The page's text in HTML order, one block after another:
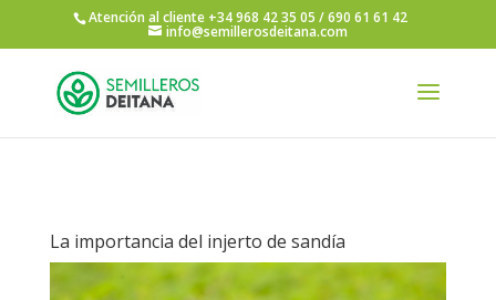
Atención al cliente +34 968 42 35 05 / 690 61 61 42
info@semillerosdeitana.com
La importancia del injerto de sandía